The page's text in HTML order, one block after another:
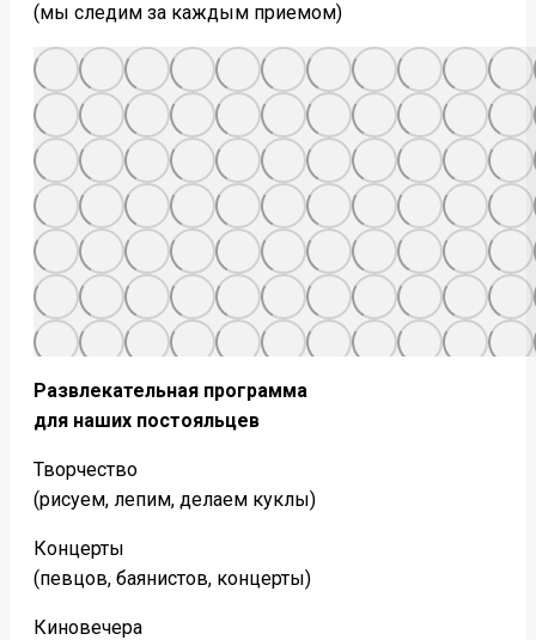
(мы следим за каждым приемом)
Развлекательная программа
для наших постояльцев
Творчество
(рисуем, лепим, делаем куклы)
Концерты
(певцов, баянистов, концерты)
Киновечера